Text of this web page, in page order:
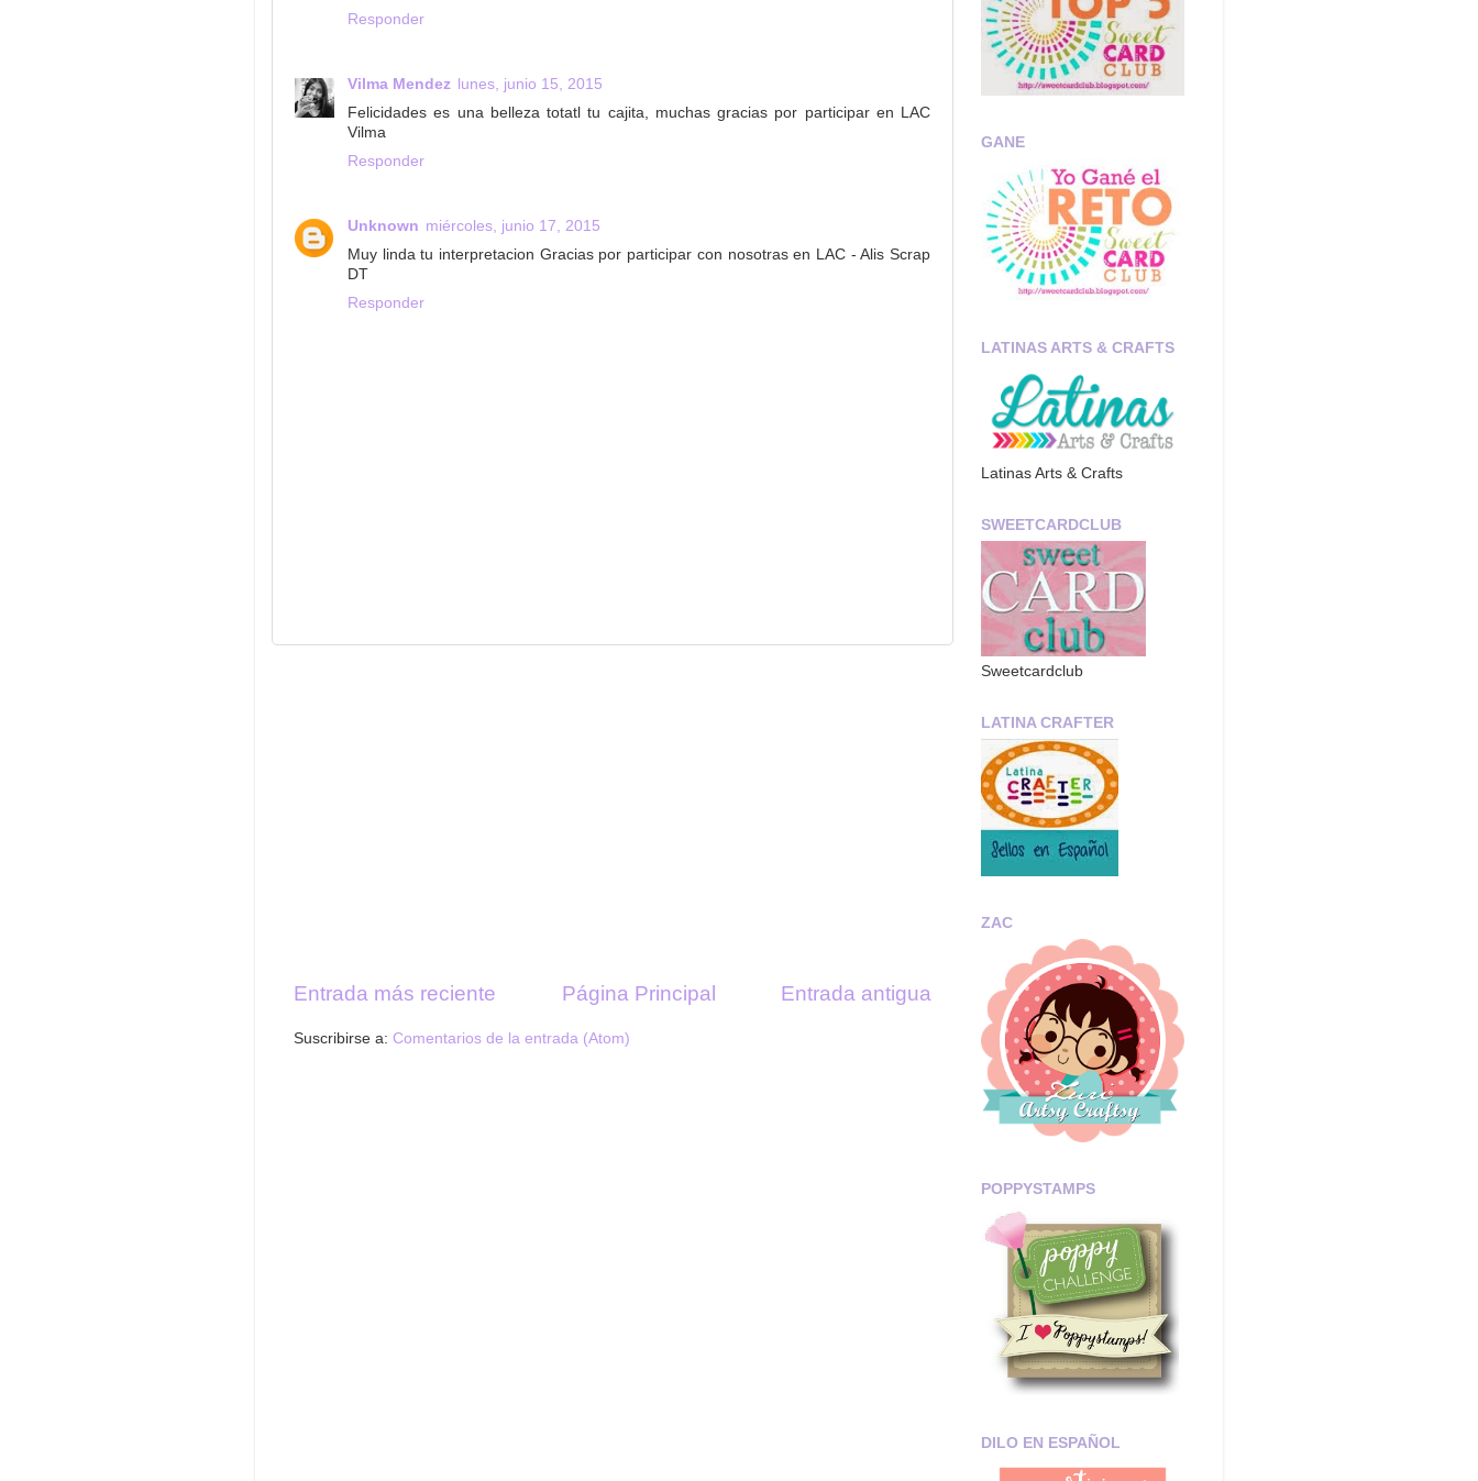
Responder
Vilma Mendez
lunes, junio 15, 2015
Felicidades es una belleza totatl tu cajita, muchas gracias por participar en LAC
Vilma
Responder
Unknown miércoles, junio 17, 2015
Muy linda tu interpretacion Gracias por participar con nosotras en LAC - Alis Scrap
DT
Responder
Entrada más reciente Entrada antigua
Página Principal
Suscribirse a: Comentarios de la entrada (Atom)
GANE
LATINAS ARTS & CRAFTS
Latinas Arts & Crafts
SWEETCARDCLUB
Sweetcardclub
LATINA CRAFTER
ZAC
POPPYSTAMPS
DILO EN ESPAÑOL